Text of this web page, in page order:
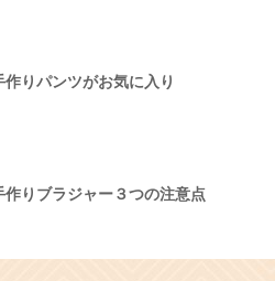
りパンツがお気に入り
作りブラジャー３つの注意点